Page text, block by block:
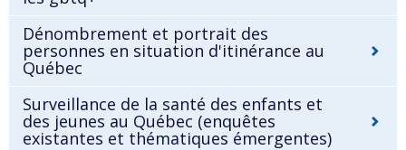
Dénombrement et portrait des
personnes en situation d'itinérance au
Québec
Surveillance de la santé des enfants et
des jeunes au Québec (enquêtes
existantes et thématiques émergentes)